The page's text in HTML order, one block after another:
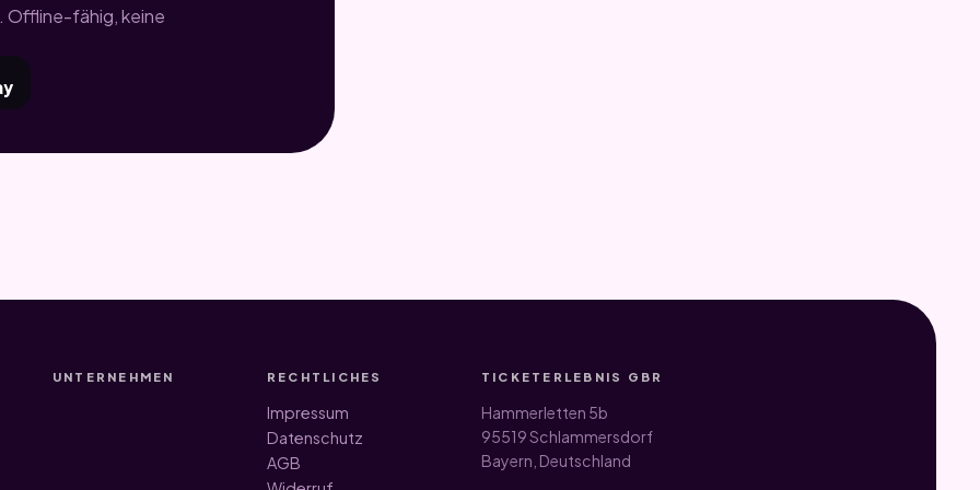
Offline-fähig, keine
UNTERNEHMEN RECHTLICHES
Impressum
Datenschutz
AGB
TICKETERLEBNIS GBR
Hammerletten 5b
95519 Schlammersdorf
Bayern, Deutschland